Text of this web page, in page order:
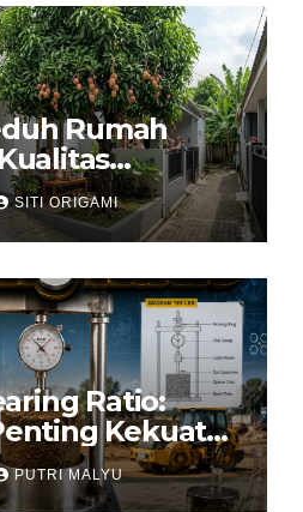
Rumah
SITI ORIGAMI
Ratio:
Kekuatan
PUTRI MALYU